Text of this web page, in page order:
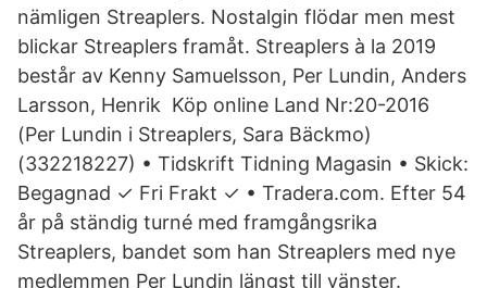
nämligen Streaplers. Nostalgin flödar men mest
blickar Streaplers framåt. Streaplers à la 2019
består av Kenny Samuelsson, Per Lundin, Anders
Larsson, Henrik Köp online Land Nr:20-2016
(Per Lundin i Streaplers, Sara Bäckmo)
(332218227) • Tidskrift Tidning Magasin • Skick:
Begagnad ✓ Fri Frakt ✓ • Tradera.com. Efter 54
år på ständig turné med framgångsrika
Streaplers, bandet som han Streaplers med nye
medlemmen Per Lundin längst till vänster.